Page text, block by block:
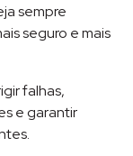
sempre
seguro e mais
falhas,
e garantir